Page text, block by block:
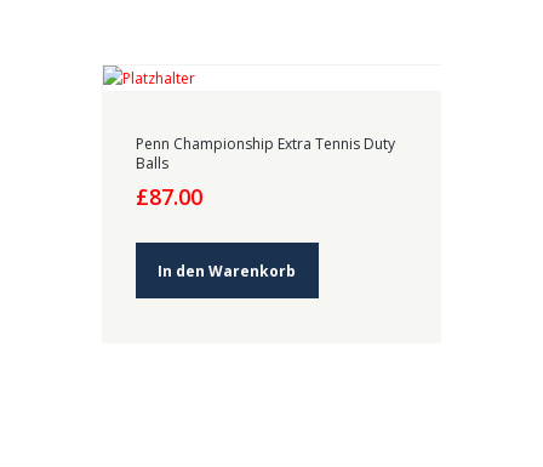
Penn Championship Extra Tennis Duty
Balls
£87.00
In den Warenkorb